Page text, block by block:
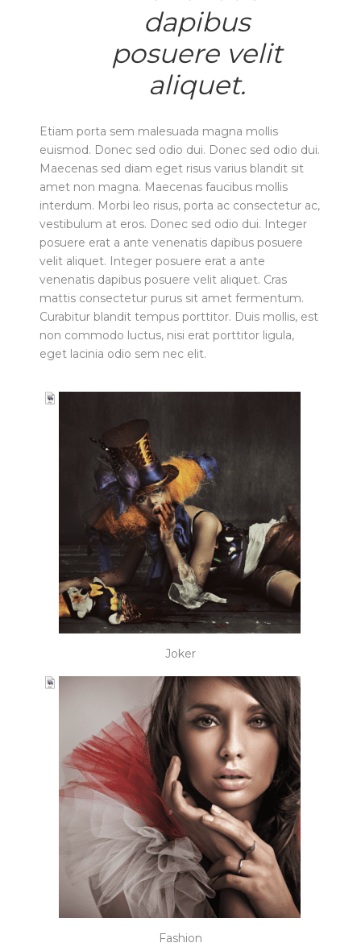
dapibus
posuere velit
aliquet.
Etiam porta sem malesuada magna mollis
euismod. Donec sed odio dui. Donec sed odio dui.
Maecenas sed diam eget risus varius blandit sit
amet non magna. Maecenas faucibus mollis
interdum. Morbi leo risus, porta ac consectetur ac,
vestibulum at eros. Donec sed odio dui. Integer
posuere erat a ante venenatis dapibus posuere
velit aliquet. Integer posuere erat a ante
venenatis dapibus posuere velit aliquet. Cras
mattis consectetur purus sit amet fermentum.
Curabitur blandit tempus porttitor. Duis mollis, est
non commodo luctus, nisi erat porttitor ligula,
eget lacinia odio sem nec elit.
Joker
Fashion